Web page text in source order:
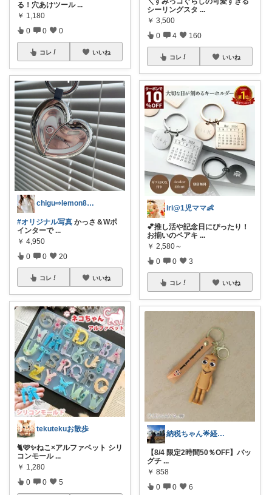
る！穴あけツール ...
￥ 1,180
0 0 0
コレ いいね
chigu⇨lemon8厳選クリエイター
#オリジナル写真 かっさ＆Wポ
インターで ...
￥ 4,950
0 0 20
コレ いいね
tekutekuお散歩
🐈🩷✨ねこ×アルファベット シリ
コンモール ...
￥ 1,280
0 0 5
シーリングスタ ...
￥ 3,500
0 4 160
コレ いいね
iri@1児ママ👶
💕推し活や記念日にぴったり！
お揃いのペアキ ...
￥ 2,580～
0 0 3
コレ いいね
納税ちゃん🌟経由購入★
【8/4 限定2時間50％OFF】バッ
グチ ...
￥ 858
0 0 6